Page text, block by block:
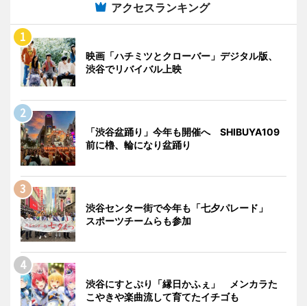
アクセスランキング
映画「ハチミツとクローバー」デジタル版、
渋谷でリバイバル上映
「渋谷盆踊り」今年も開催へ SHIBUYA109
前に櫓、輪になり盆踊り
渋谷センター街で今年も「七夕パレード」
スポーツチームらも参加
渋谷にすとぷり「縁日かふぇ」 メンカラた
こやきや楽曲流して育てたイチゴも